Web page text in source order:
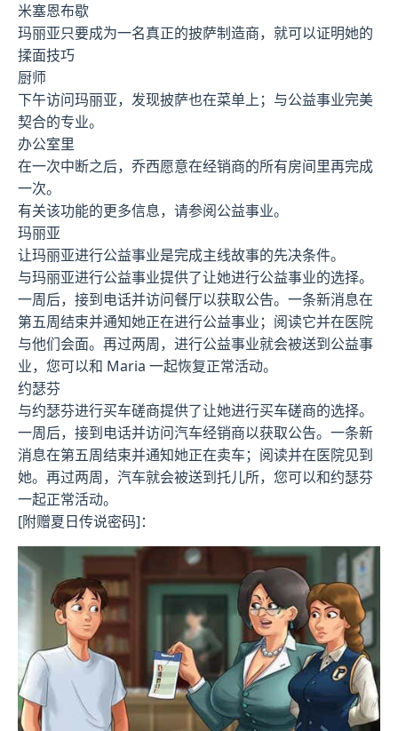
米塞恩布歇
玛丽亚只要成为一名真正的披萨制造商，就可以证明她的
揉面技巧
厨师
下午访问玛丽亚，发现披萨也在菜单上；与公益事业完美
契合的专业。
办公室里
在一次中断之后，乔西愿意在经销商的所有房间里再完成
一次。
有关该功能的更多信息，请参阅公益事业。
玛丽亚
让玛丽亚进行公益事业是完成主线故事的先决条件。
与玛丽亚进行公益事业提供了让她进行公益事业的选择。
一周后，接到电话并访问餐厅以获取公告。一条新消息在
第五周结束并通知她正在进行公益事业；阅读它并在医院
与他们会面。再过两周，进行公益事业就会被送到公益事
业，您可以和 Maria 一起恢复正常活动。
约瑟芬
与约瑟芬进行买车磋商提供了让她进行买车磋商的选择。
一周后，接到电话并访问汽车经销商以获取公告。一条新
消息在第五周结束并通知她正在卖车；阅读并在医院见到
她。再过两周，汽车就会被送到托儿所，您可以和约瑟芬
一起正常活动。
[附赠夏日传说密码]：